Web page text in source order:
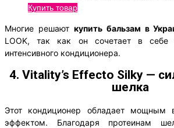
Купить товар
Многие решают купить бальзам в
LOOK, так как он сочетает в себе
интенсивного кондиционера.
4. Vitality’s Effecto Silky —
шелка
Этот кондиционер обладает мощным
эффектом. Благодаря протеинам